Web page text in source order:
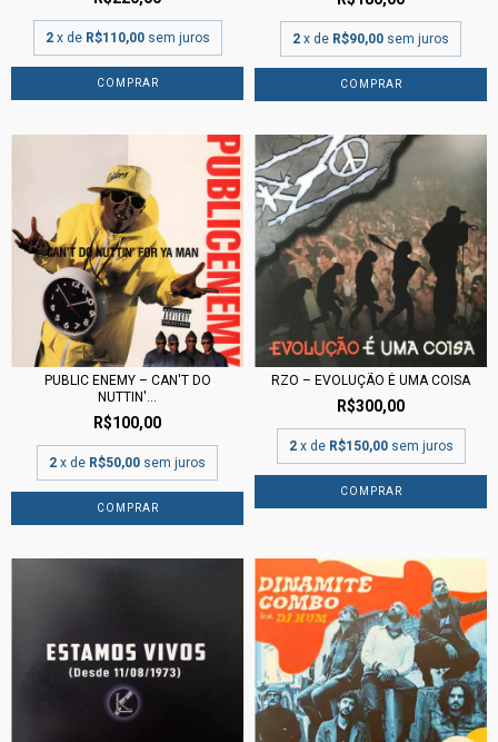
2 x de R$110,00 sem juros 2 x de R$90,00 sem juros
PUBLIC ENEMY – CAN'T DO
NUTTIN'...
R$100,00
2 x de R$50,00 sem juros
RZO – EVOLUÇÃO É UMA COISA
R$300,00
2 x de R$150,00 sem juros